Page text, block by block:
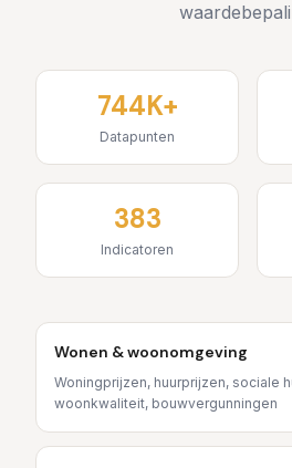
744K+
Datapunten
383
Indicatoren
Wonen & woonomgeving
Woningprijzen, huurprijzen, sociale
woonkwaliteit, bouwvergunningen